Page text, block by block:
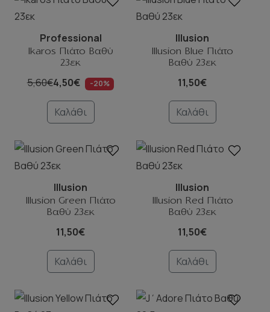
Professional
Ikaros Πιάτο Βαθύ
23εκ
5,60€4,50€ -20%
Καλάθι
Illusion
Illusion Blue Πιάτο
Βαθύ 23εκ
11,50€
Καλάθι
Illusion
Illusion Green Πιάτο
Βαθύ 23εκ
11,50€
Καλάθι
Illusion
Illusion Red Πιάτο
Βαθύ 23εκ
11,50€
Καλάθι